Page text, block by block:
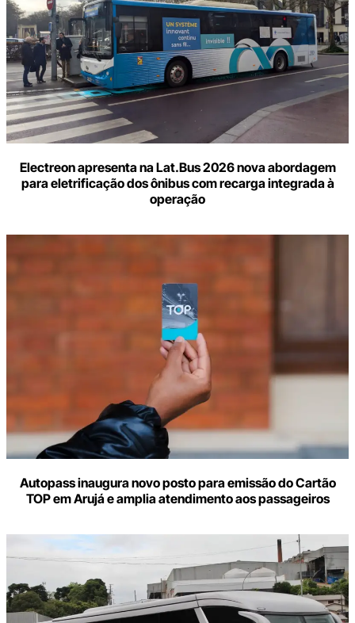
Electreon apresenta na Lat.Bus 2026 nova abordagem
para eletrificação dos ônibus com recarga integrada à
operação
Autopass inaugura novo posto para emissão do Cartão
TOP em Arujá e amplia atendimento aos passageiros